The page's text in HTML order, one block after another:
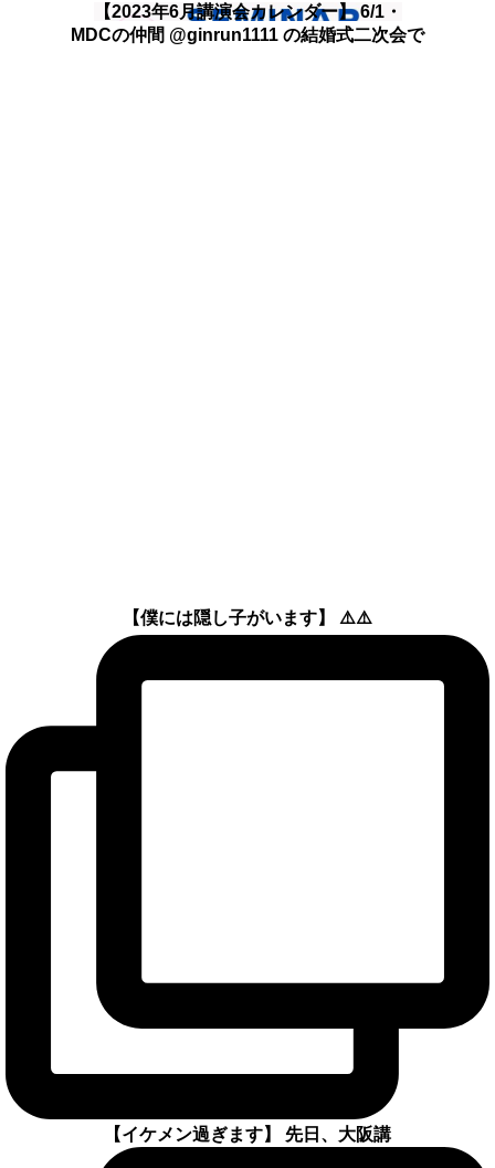
【2023年6月講演会カレンダー】 6/1・
MDCの仲間 @ginrun1111 の結婚式二次会で
【僕には隠し子がいます】 ⚠️⚠️
【イケメン過ぎます】 先日、大阪講